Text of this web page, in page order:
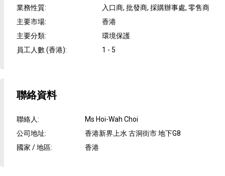
業務性質:
入口商, 批發商, 採購辦事處, 零售商
主要市場:
香港
主要分類:
環境保護
員工人數 (香港): 1 - 5
聯絡資料
聯絡人:
Ms Hoi-Wah Choi
公司地址:
香港新界上水 古洞街市 地下G8
國家 / 地區: 香港